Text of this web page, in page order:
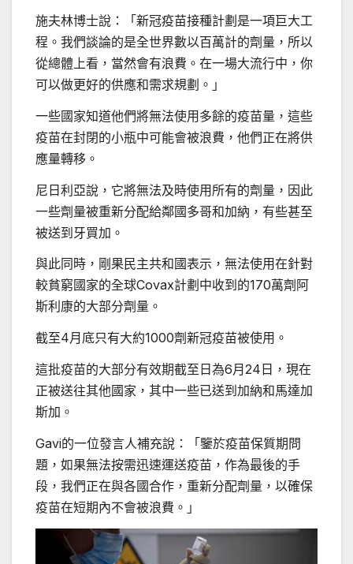
施夫林博士說：「新冠疫苗接種計劃是一項巨大工
程。我們談論的是全世界數以百萬計的劑量，所以
從總體上看，當然會有浪費。在一場大流行中，你
可以做更好的供應和需求規劃。」
一些國家知道他們將無法使用多餘的疫苗量，這些
疫苗在封閉的小瓶中可能會被浪費，他們正在將供
應量轉移。
尼日利亞說，它將無法及時使用所有的劑量，因此
一些劑量被重新分配給鄰國多哥和加納，有些甚至
被送到牙買加。
與此同時，剛果民主共和國表示，無法使用在針對
較貧窮國家的全球Covax計劃中收到的170萬劑阿
斯利康的大部分劑量。
截至4月底只有大約1000劑新冠疫苗被使用。
這批疫苗的大部分有效期截至日為6月24日，現在
正被送往其他國家，其中一些已送到加納和馬達加
斯加。
Gavi的一位發言人補充說：「鑒於疫苗保質期問
題，如果無法按需迅速運送疫苗，作為最後的手
段，我們正在與各國合作，重新分配劑量，以確保
疫苗在短期內不會被浪費。」